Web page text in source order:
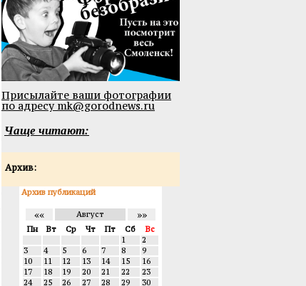
Присылайте ваши фотографии
по адресу mk@gorodnews.ru
Чаще читают:
Архив:
Архив публикаций
«« Август »»
Пн Вт Ср Чт Пт Сб
Вс
1
2
3
4 5 6 7 8
9
10
11 12 13 14 15
16
17
18 19 20 21 22
23
24
25 26 27 28 29
30